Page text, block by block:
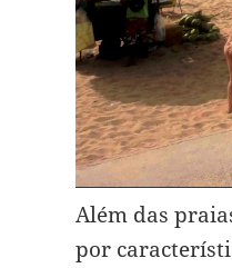
Além das
por